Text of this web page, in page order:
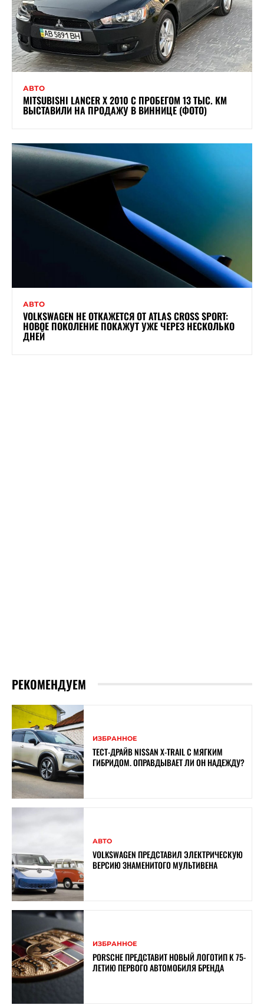
АВТО
MITSUBISHI LANCER X 2010 С ПРОБЕГОМ 13 ТЫС. КМ
ВЫСТАВИЛИ НА ПРОДАЖУ В ВИННИЦЕ (ФОТО)
АВТО
VOLKSWAGEN НЕ ОТКАЖЕТСЯ ОТ ATLAS CROSS SPORT:
НОВОЕ ПОКОЛЕНИЕ ПОКАЖУТ УЖЕ ЧЕРЕЗ НЕСКОЛЬКО
ДНЕЙ
РЕКОМЕНДУЕМ
ИЗБРАННОЕ
ТЕСТ-ДРАЙВ NISSAN X-TRAIL С МЯГКИМ
ГИБРИДОМ. ОПРАВДЫВАЕТ ЛИ ОН НАДЕЖДУ?
АВТО
VOLKSWAGEN ПРЕДСТАВИЛ ЭЛЕКТРИЧЕСКУЮ
ВЕРСИЮ ЗНАМЕНИТОГО МУЛЬТИВЕНА
ИЗБРАННОЕ
PORSCHE ПРЕДСТАВИТ НОВЫЙ ЛОГОТИП К 75-
ЛЕТИЮ ПЕРВОГО АВТОМОБИЛЯ БРЕНДА